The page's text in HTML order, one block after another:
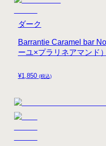
¥1,850 (税込)
Barrantie Caramel bar
ーユ×プラリネアマンド
ダーク